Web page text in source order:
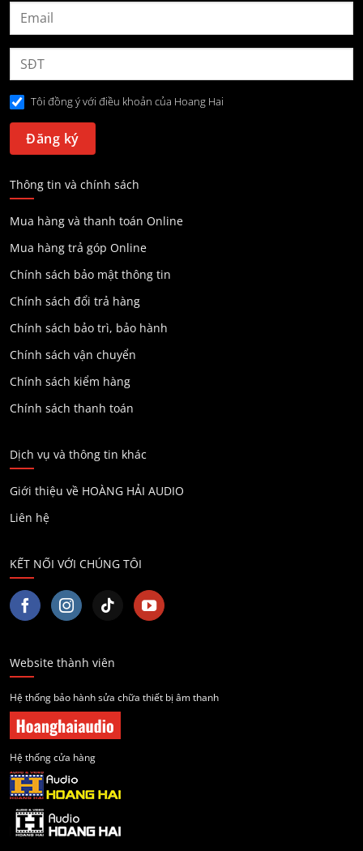
Tôi đồng ý với điều khoản của Hoang Hai
Thông tin và chính sách
Mua hàng và thanh toán Online
Mua hàng trả góp Online
Chính sách bảo mật thông tin
Chính sách đổi trả hàng
Chính sách bảo trì, bảo hành
Chính sách vận chuyển
Chính sách kiểm hàng
Chính sách thanh toán
Dịch vụ và thông tin khác
Giới thiệu về HOÀNG HẢI AUDIO
Liên hệ
KẾT NỐI VỚI CHÚNG TÔI
Website thành viên
Hệ thống bảo hành sửa chữa thiết bị âm thanh
Hệ thống cửa hàng